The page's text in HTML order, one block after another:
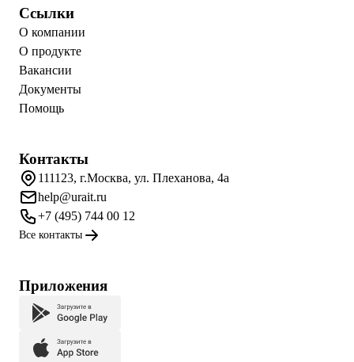
Ссылки
О компании
О продукте
Вакансии
Документы
Помощь
Контакты
111123, г.Москва, ул. Плеханова, 4а
help@urait.ru
+7 (495) 744 00 12
Все контакты
Приложения